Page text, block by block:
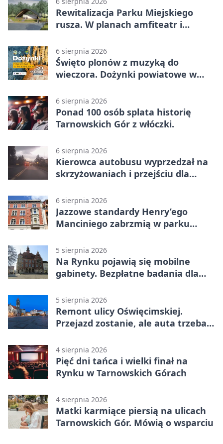
Rewitalizacja Parku Miejskiego
rusza. W planach amfiteatr i
6 sierpnia 2026
Święto plonów z muzyką do
wieczora. Dożynki powiatowe w
6 sierpnia 2026
Ponad 100 osób splata historię
Tarnowskich Gór z włóczki.
6 sierpnia 2026
Kierowca autobusu wyprzedzał na
skrzyżowaniach i przejściu dla
6 sierpnia 2026
Jazzowe standardy Henry’ego
Manciniego zabrzmią w parku
5 sierpnia 2026
Na Rynku pojawią się mobilne
gabinety. Bezpłatne badania dla
5 sierpnia 2026
Remont ulicy Oświęcimskiej.
Przejazd zostanie, ale auta trzeba
4 sierpnia 2026
Pięć dni tańca i wielki finał na
Rynku w Tarnowskich Górach
4 sierpnia 2026
Matki karmiące piersią na ulicach
Tarnowskich Gór. Mówią o wsparciu